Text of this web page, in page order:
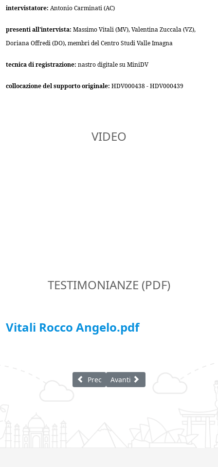
intervistatore: Antonio Carminati (AC)
presenti all'intervista: Massimo Vitali (MV), Valentina Zuccala (VZ),
Doriana Offredi (DO), membri del Centro Studi Valle Imagna
tecnica di registrazione: nastro digitale su MiniDV
collocazione del supporto originale: HDV000438 - HDV000439
VIDEO
TESTIMONIANZE (PDF)
Vitali Rocco Angelo.pdf
Articolo precedente: Vitali Angela
Prec Articolo successivo: Vitali
Avanti